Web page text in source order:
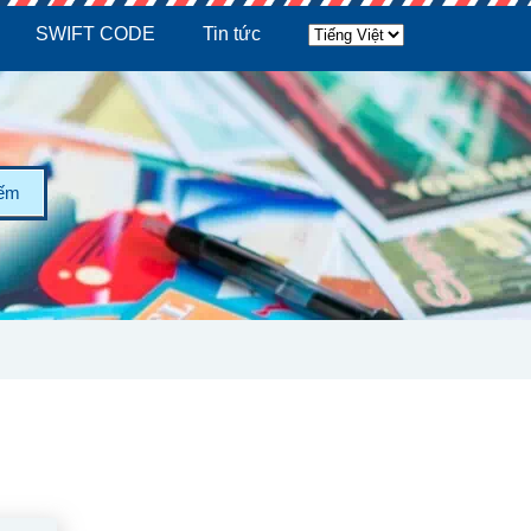
SWIFT CODE Tin tức